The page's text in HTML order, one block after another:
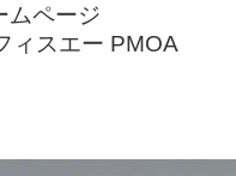
ムページ
ィスエー PMOA